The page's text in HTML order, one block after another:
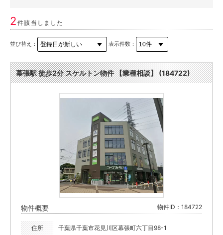
2件該当しました
並び替え： 表示件数：
幕張駅 徒歩2分 スケルトン物件 【業種相談】 (184722)
物件概要 物件ID：184722
住所 千葉県千葉市花見川区幕張町六丁目98-1